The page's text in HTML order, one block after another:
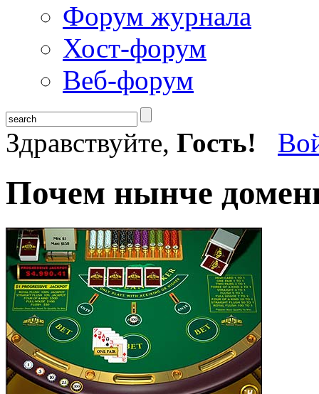
Форум журнала
Хост-форум
Веб-форум
Здравствуйте, Гость!
Почем нынче